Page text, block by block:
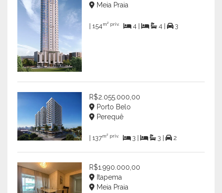
Meia Praia
| 154m² priv. 4 | 4 | 3
R$2.055.000,00
Porto Belo
Perequê
| 137m² priv. 3 | 3 | 2
R$1.990.000,00
Itapema
Meia Praia